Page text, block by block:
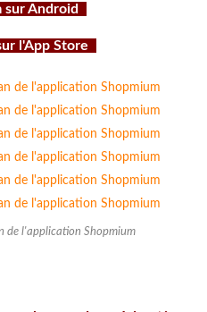
sur Android
l'App Store
de l'application Shopmium